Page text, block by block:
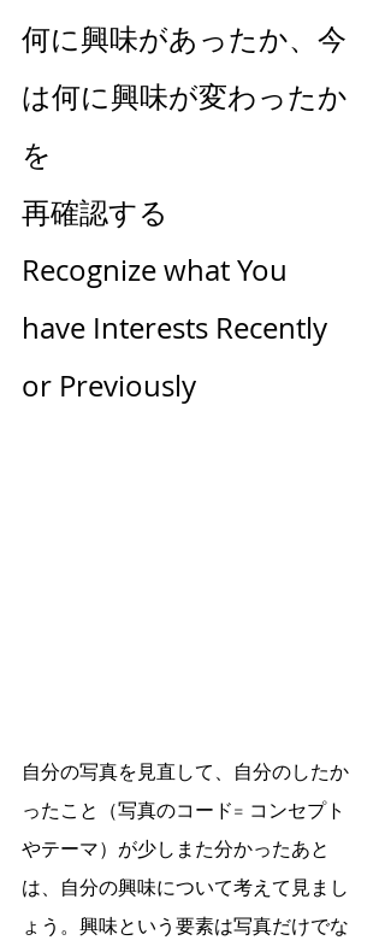
何に興味があったか、今
は何に興味が変わったか
を
再確認する
Recognize what You
have Interests Recently
or Previously
自分の写真を見直して、自分のしたか
ったこと（写真のコード= コンセプト
やテーマ）が少しまた分かったあと
は、自分の興味について考えて見まし
ょう。興味という要素は写真だけでな